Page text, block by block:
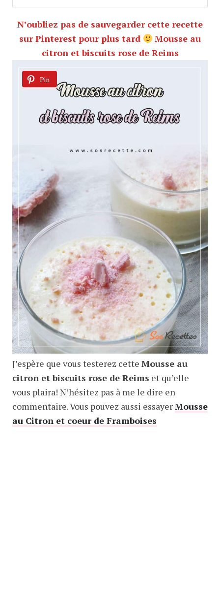
N’oubliez pas de sauvegarder cette recette
sur Pinterest pour plus tard
Mousse au
citron et biscuits rose de Reims
Pin
J’espère que vous testerez cette Mousse au
citron et biscuits rose de Reims et qu’elle
vous plaira! N’hésitez pas à me le dire en
commentaire. Vous pouvez aussi essayerMousse
au Citron et coeur de Framboises